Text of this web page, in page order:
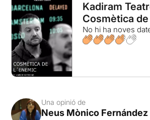
Kadiram
Cosmètica
No hi ha noves
Una opinió de
Neus Mònico Fernández